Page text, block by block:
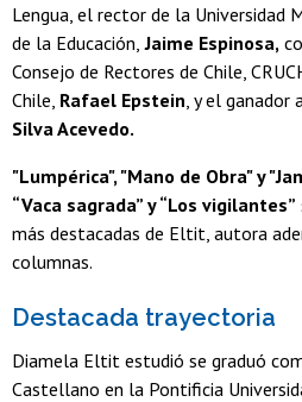
Lengua, el rector de la Universidad
de la Educación, Jaime Espinosa,
Consejo de Rectores de Chile,
Chile, Rafael Epstein, y el ganador
Silva Acevedo.
"Lumpérica", "Mano de Obra" y
“Vaca sagrada” y “Los vigilantes”
más destacadas de Eltit, autora
columnas.
Destacada trayectoria
Diamela Eltit estudió se graduó
Castellano en la Pontificia